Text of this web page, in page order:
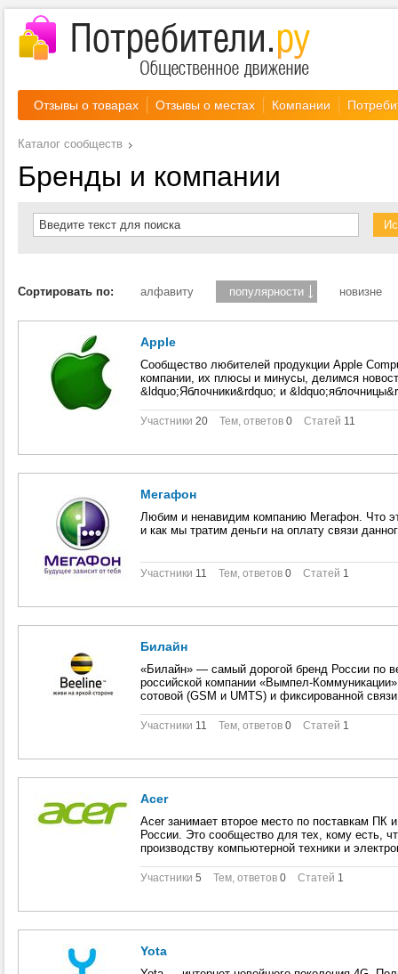
Отзывы о товарах Отзывы о местах Компании
Каталог сообществ
Бренды и компании
Введите текст для поиска
Сортировать по: aлфавиту популярности новизне
Apple
Сообщество любителей продукции Apple
компании, их плюсы и минусы, делимся
&ldquo;Яблочники&rdquo; и
Участники 20 Тем, ответов 0 Статей 11
Мегафон
Любим и ненавидим компанию Мегафон. Что
и как мы тратим деньги на оплату связи
Участники 11 Тем, ответов 0 Статей 1
Билайн
«Билайн» — самый дорогой бренд России по
российской компании «Вымпел-
сотовой (GSM и UMTS) и фиксированной
Участники 11 Тем, ответов 0 Статей 1
Acer
Acer занимает второе место по поставкам ПК
России. Это сообщество для тех, кому есть,
производству компьютерной техники и
Участники 5 Тем, ответов 0 Статей 1
Yota